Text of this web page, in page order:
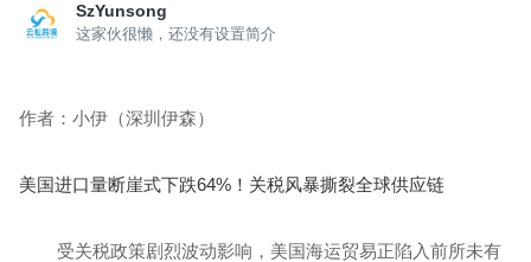
SzYunsong
这家伙很懒，还没有设置简介
作者：小伊（深圳伊森）
美国进口量断崖式下跌64%！关税风暴撕裂全球供应链
受关税政策剧烈波动影响，美国海运贸易正陷入前所未有